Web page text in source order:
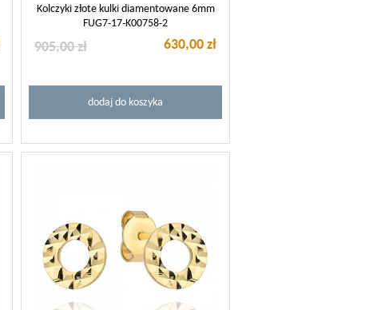
Kolczyki złote kulki diamentowane 6mm
FUG7-17-K00758-2
630,00 zł
905,00 zł
dodaj do koszyka